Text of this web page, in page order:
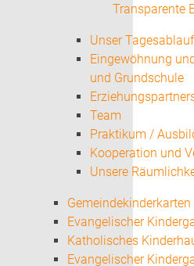
Transparente
Unser Tagesablauf
Eingewöhnung
und Grundschule
Team
Praktikum /
Kooperation und
Unsere
Evangelischer
Katholisches
Evangelischer